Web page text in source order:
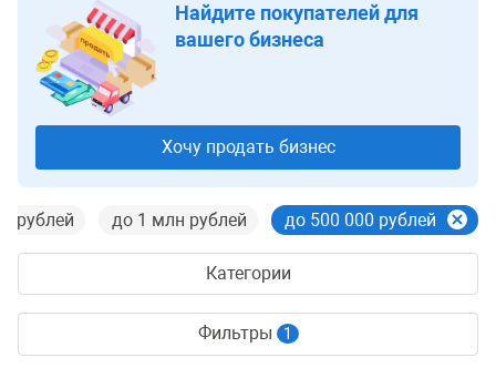
Найдите покупателей для
вашего бизнеса
Хочу продать бизнес
рублей до 1 млн рублей до 500 000 рублей
Категории
Фильтры 1